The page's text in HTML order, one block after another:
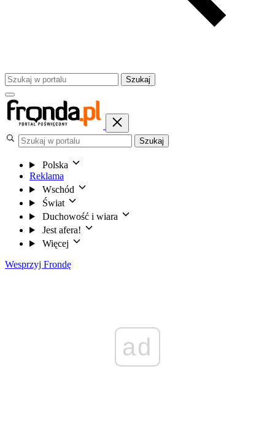
Szukaj
Szukaj
Polska
Reklama
Wschód
Świat
Duchowość i wiara
Jest afera!
Więcej
Wesprzyj Frondę
ad